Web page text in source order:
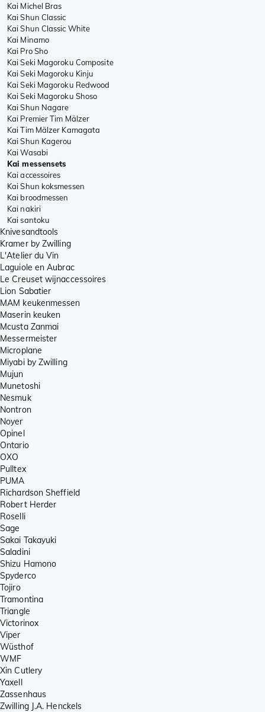
Kai Michel Bras
Kai Shun Classic
Kai Shun Classic White
Kai Minamo
Kai Pro Sho
Kai Seki Magoroku Composite
Kai Seki Magoroku Kinju
Kai Seki Magoroku Redwood
Kai Seki Magoroku Shoso
Kai Shun Nagare
Kai Premier Tim Mälzer
Kai Tim Mälzer Kamagata
Kai Shun Kagerou
Kai Wasabi
Kai messensets
Kai accessoires
Kai Shun koksmessen
Kai broodmessen
Kai nakiri
Kai santoku
Knivesandtools
Kramer by Zwilling
L'Atelier du Vin
Laguiole en Aubrac
Le Creuset wijnaccessoires
Lion Sabatier
MAM keukenmessen
Maserin keuken
Mcusta Zanmai
Messermeister
Microplane
Miyabi by Zwilling
Mujun
Munetoshi
Nesmuk
Nontron
Noyer
Opinel
Ontario
OXO
Pulltex
PUMA
Richardson Sheffield
Robert Herder
Roselli
Sage
Sakai Takayuki
Saladini
Shizu Hamono
Spyderco
Tojiro
Tramontina
Triangle
Victorinox
Viper
Wüsthof
WMF
Xin Cutlery
Yaxell
Zassenhaus
Zwilling J.A. Henckels